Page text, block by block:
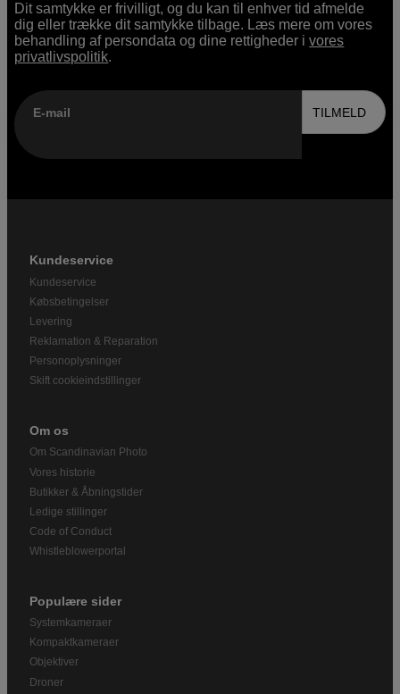
Dit samtykke er frivilligt, og du kan til enhver tid afmelde
dig eller trække dit samtykke tilbage. Læs mere om vores
behandling af persondata og dine rettigheder ivores
privatlivspolitik.
E-mail TILMELD
Kundeservice
Kundeservice
Købsbetingelser
Levering
Reklamation & Reparation
Personoplysninger
Skift cookieindstillinger
Om os
Om Scandinavian Photo
Vores historie
Butikker & Åbningstider
Ledige stillinger
Code of Conduct
Whistleblowerportal
Populære sider
Systemkameraer
Kompaktkameraer
Objektiver
Droner